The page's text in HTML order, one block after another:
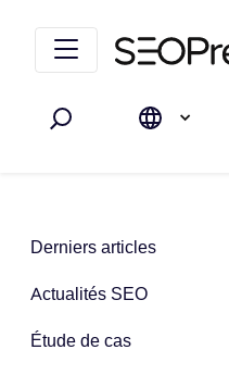
Rechercher
Derniers articles
Actualités SEO
Étude de cas